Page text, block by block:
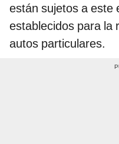
están sujetos a este
establecidos para la
autos particulares.